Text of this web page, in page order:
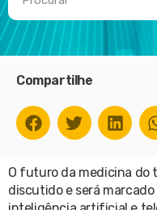
Compartilhe
O futuro da medicina do
discutido e será